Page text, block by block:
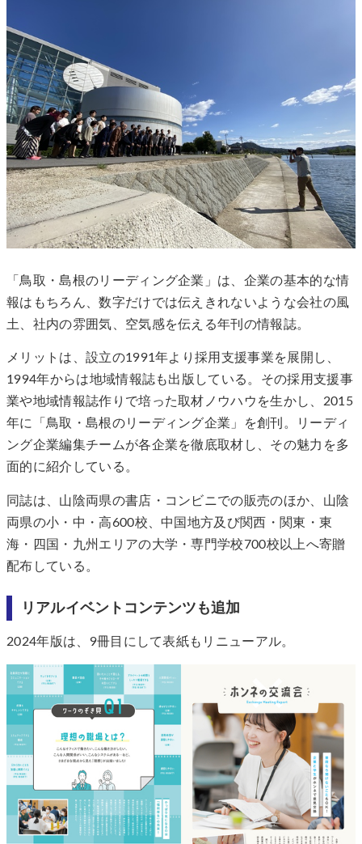
「鳥取・島根のリーディング企業」は、企業の基本的な情
報はもちろん、数字だけでは伝えきれないような会社の風
土、社内の雰囲気、空気感を伝える年刊の情報誌。
メリットは、設立の1991年より採用支援事業を展開し、
1994年からは地域情報誌も出版している。その採用支援事
業や地域情報誌作りで培った取材ノウハウを生かし、2015
年に「鳥取・島根のリーディング企業」を創刊。リーディ
ング企業編集チームが各企業を徹底取材し、その魅力を多
面的に紹介している。
同誌は、山陰両県の書店・コンビニでの販売のほか、山陰
両県の小・中・高600校、中国地方及び関西・関東・東
海・四国・九州エリアの大学・専門学校700校以上へ寄贈
配布している。
リアルイベントコンテンツも追加
2024年版は、9冊目にして表紙もリニューアル。